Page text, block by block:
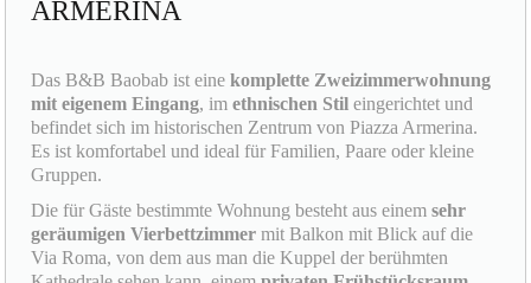
befindet sich im historischen Zentrum von Piazza Armerina.
Es ist komfortabel und ideal für Familien, Paare oder kleine
Gruppen.
Die für Gäste bestimmte Wohnung besteht aus einem
Via Roma, von dem aus man die Kuppel der berühmten
Kathedrale sehen kann, einemprivaten Frühstücksraum,
einemprivaten Badezimmerund einemseparaten Eingang